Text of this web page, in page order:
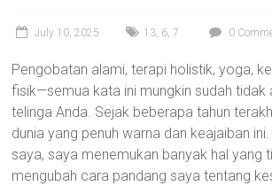
July 10, 2025 13, 6,7 0
Pengobatan alami, terapi holistik, yoga,
fisik—semua kata ini mungkin sudah tidak
telinga Anda. Sejak beberapa tahun
dunia yang penuh warna dan keajaiban
saya, saya menemukan banyak hal yang
mengubah cara pandang saya tentang